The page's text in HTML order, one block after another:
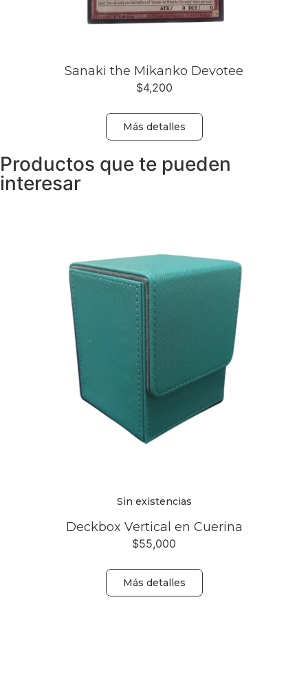
Sanaki the Mikanko Devotee
$4,200
Más detalles
Productos que te pueden
interesar
Sin existencias
Deckbox Vertical en Cuerina
$55,000
Más detalles